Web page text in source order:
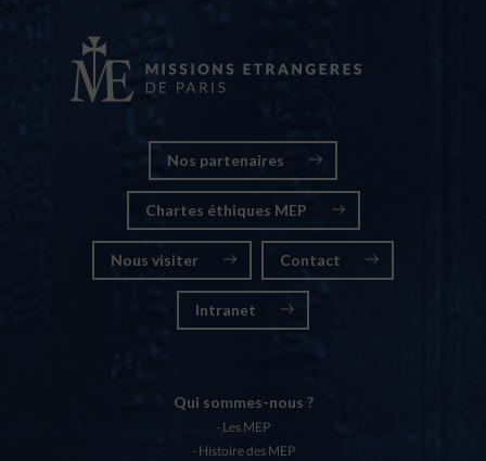
Nos partenaires
Chartes éthiques MEP
Nous visiter Contact
Intranet
Qui sommes-nous ?
Les MEP
Histoire des MEP